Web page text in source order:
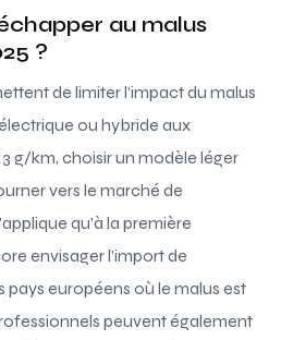
au malus
?
de limiter l’impact du malus
ou hybride aux
g/km, choisir un modèle léger
vers le marché de
qu’à la première
envisager l’import de
pays européens où le malus est
peuvent également